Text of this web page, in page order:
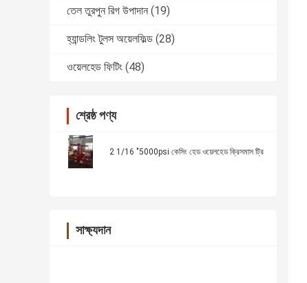
তেল তুরপুন রিগ উপাদান (19)
হ্যান্ডলিং টুলস অয়েলফিল্ড (28)
ওয়েলহেড ফিটিং (48)
শ্রেষ্ঠ পণ্য
2 1/16 "5000psi কেসিং হেড ওয়েলহেড ক্রিসমাস ট্রি
সাক্ষ্যদান